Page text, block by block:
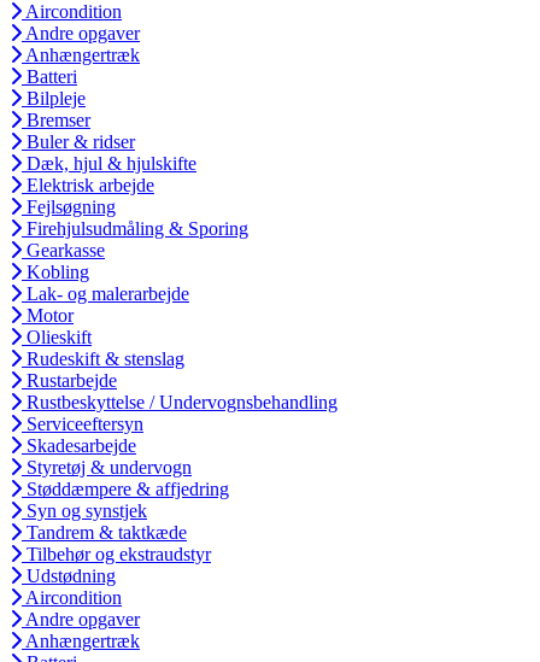
Aircondition
Andre opgaver
Anhængertræk
Batteri
Bilpleje
Bremser
Buler & ridser
Dæk, hjul & hjulskifte
Elektrisk arbejde
Fejlsøgning
Firehjulsudmåling & Sporing
Gearkasse
Kobling
Lak- og malerarbejde
Motor
Olieskift
Rudeskift & stenslag
Rustarbejde
Rustbeskyttelse / Undervognsbehandling
Serviceeftersyn
Skadesarbejde
Styretøj & undervogn
Støddæmpere & affjedring
Syn og synstjek
Tandrem & taktkæde
Tilbehør og ekstraudstyr
Udstødning
Aircondition
Andre opgaver
Anhængertræk